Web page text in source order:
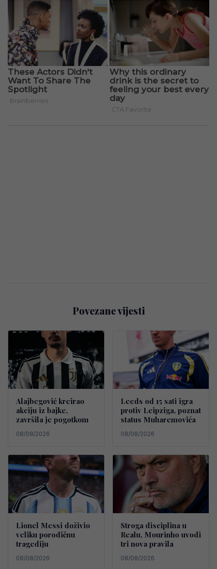
Povezane vijesti
Alajbegović kreirao
akciju iz bajke,
završila je pogotkom
08/08/2026
Leeds od 15 sati igra
protiv Leipziga, poznat
status Muharemovića
08/08/2026
Lionel Messi doživio
veliku porodičnu
tragediju
08/08/2026
Stroga disciplina u
Realu, Mourinho uvodi
tri nova pravila
08/08/2026